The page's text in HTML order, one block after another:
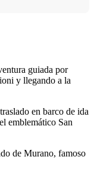
guiada por
y llegando a la
en barco de ida
emblemático San
de Murano, famoso